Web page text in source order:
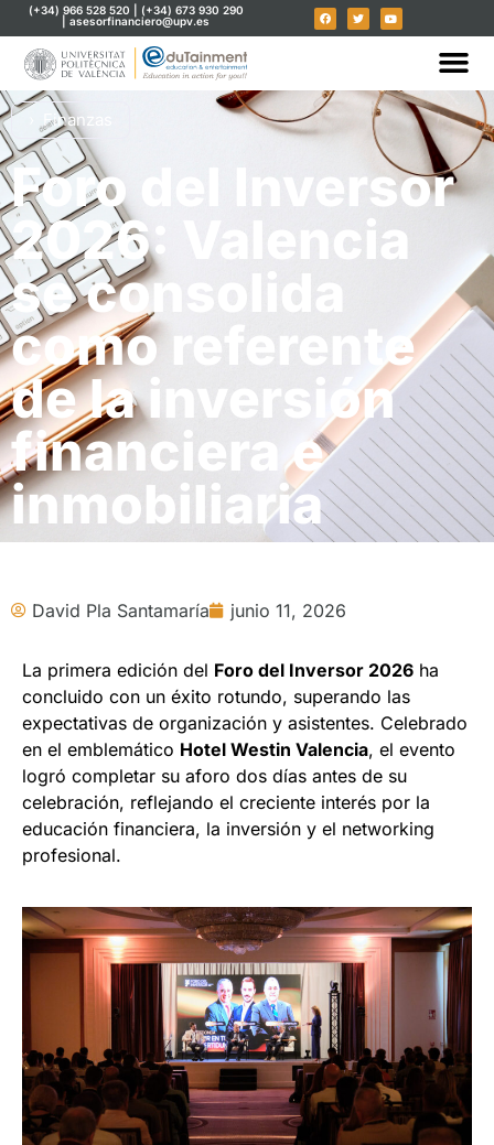
(+34) 966 528 520 | (+34) 673 930 290
| asesorfinanciero@upv.es
Finanzas
Foro del Inversor
2026: Valencia
se consolida
como referente
de la inversión
financiera e
inmobiliaria
David Pla Santamaría junio 11, 2026
La primera edición del Foro del Inversor 2026 ha
concluido con un éxito rotundo, superando las
expectativas de organización y asistentes. Celebrado
en el emblemático Hotel Westin Valencia, el evento
logró completar su aforo dos días antes de su
celebración, reflejando el creciente interés por la
educación financiera, la inversión y el networking
profesional.